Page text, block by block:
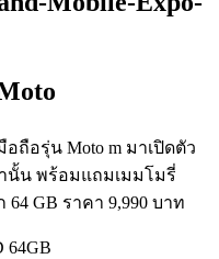
ถือรุ่น Moto m มาเปิดตัว
นั้น พร้อมแถมเมมโมรี่
GB ราคา 9,990 บาท
64GB